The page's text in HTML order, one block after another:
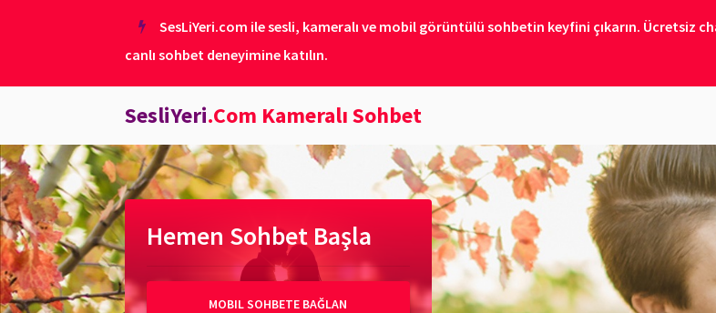
SesLiYeri.com ile sesli, kameralı ve mobil görüntülü sohbetin keyfini çıkarın. Ücretsiz
canlı sohbet deneyimine katılın.
SesliYeri.Com Kameralı Sohbet
Hemen Sohbet Başla
MOBIL SOHBETE BAĞLAN